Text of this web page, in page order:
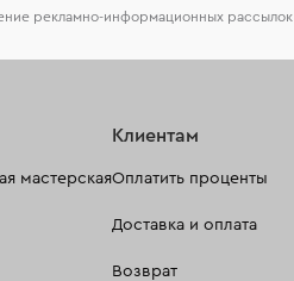
рекламно-информационных рассылок
мастерская
Клиентам
Оплатить проценты
Доставка и оплата
Возврат